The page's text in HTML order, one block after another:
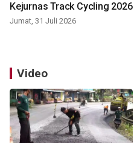
Kejurnas Track Cycling 2026
Jumat, 31 Juli 2026
Video